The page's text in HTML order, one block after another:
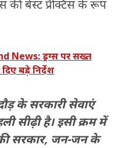
की बेस्ट प्रैक्टिस के रूप
News: ड्रग्स पर सख्त
बड़े निर्देश
के सरकारी सेवाएं
सीढ़ी है। इसी क्रम में
सरकार, जन-जन के